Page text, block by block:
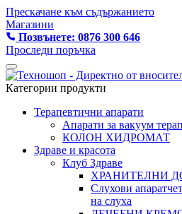
Прескачане към съдържанието
Магазини
Позвънете: 0876 300 646
Проследи поръчка
Категории продукти
Терапевтични апарати
Апарати за вакуум
КОЛОН ХИДРОМАТ
Здраве и красота
Клуб Здраве
ХРАНИТЕЛНИ
Слухови
на слуха